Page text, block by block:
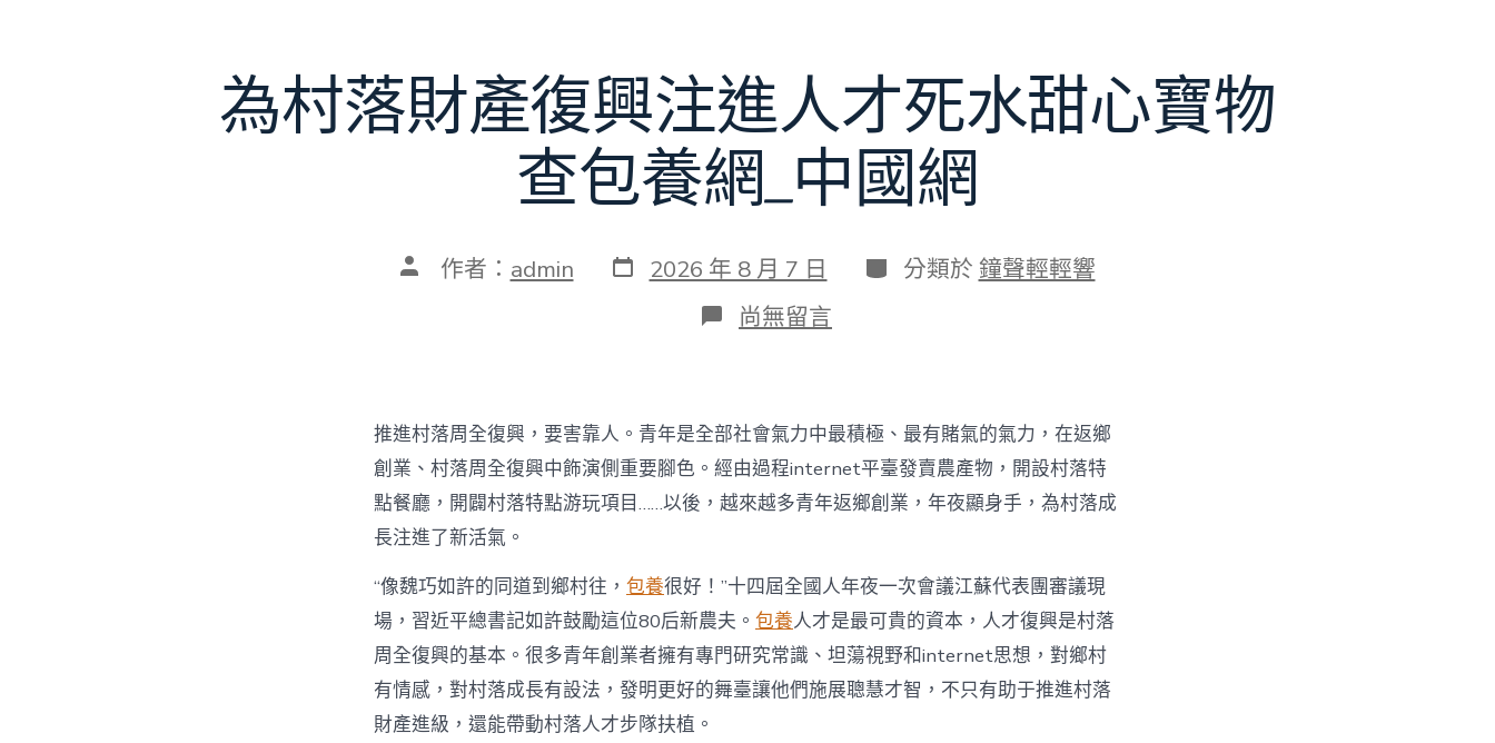
為村落財產復興注進人才死水甜心寶物
查包養網_中國網
文 作者： admin 發
表
2026 年 8 月 7 日 分
類
分類於 鐘聲輕輕響
在
〈為
產
復
興
注
進
死
水
甜
心
寶
物
尚無留言
推進村落周全復興，要害靠人。青年是全部社會氣力中最積極、最有賭氣的氣力，在返鄉
創業、村落周全復興中飾演側重要腳色。經由過程internet平臺發賣農產物，開設村落特
點餐廳，開闢村落特點游玩項目……以後，越來越多青年返鄉創業，年夜顯身手，為村落成
長注進了新活氣。
“像魏巧如許的同道到鄉村往， 包養很好！”十四屆全國人年夜一次會議江蘇代表團審議現
場，習近平總書記如許鼓勵這位80后新農夫。 包養人才是最可貴的資本，人才復興是村落
周全復興的基本。很多青年創業者擁有專門研究常識、坦蕩視野和internet思想，對鄉村
有情感，對村落成長有設法，發明更好的舞臺讓他們施展聰慧才智，不只有助于推進村落
財產進級，還能帶動村落人才步隊扶植。